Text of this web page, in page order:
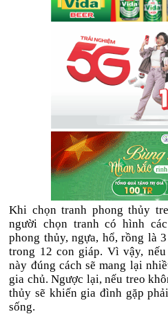
Khi chọn tranh phong thủy
người chọn tranh có hình
phong thủy, ngựa, hổ, rồng là
trong 12 con giáp. Vì vậy,
này đúng cách sẽ mang lại
gia chủ. Ngược lại, nếu treo
thủy sẽ khiến gia đình gặp
sống.